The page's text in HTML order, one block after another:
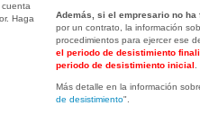
Haga
Además, si el empresario no ha
por un contrato, la información
procedimientos para ejercer ese
el periodo de desistimiento
periodo de desistimiento inicial
Más detalle en la información
de desistimiento".